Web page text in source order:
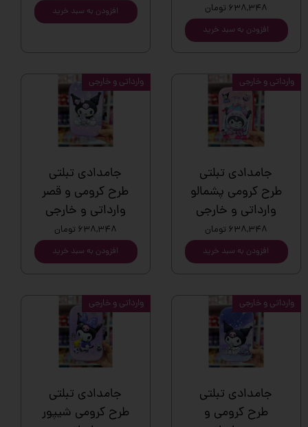
۶۳۸,۳۴۸ تومان
افزودن به سبد خرید
افزودن به سبد خرید
جامدادی تبلتی
طرح کرومی پشمالو
وارداتی و خارجی
۶۳۸,۳۴۸ تومان
افزودن به سبد خرید
وارداتی و خارجی
جامدادی تبلتی
طرح کرومی و قصر
وارداتی و خارجی
۶۳۸,۳۴۸ تومان
افزودن به سبد خرید
وارداتی و خارجی
جامدادی تبلتی
طرح کرومی و
وارداتی و خارجی
جامدادی تبلتی
طرح کرومی شیپور
وارداتی و خارجی